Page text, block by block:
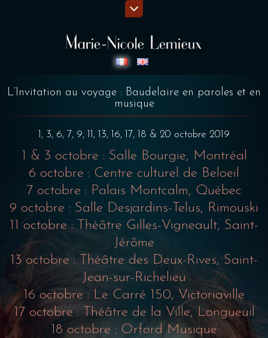
L’Invitation au voyage : Baudelaire en paroles et en
musique
1, 3, 6, 7, 9, 11, 13, 16, 17, 18 & 20 octobre 2019
1 & 3 octobre : Salle Bourgie, Montréal
6 octobre : Centre culturel de Beloeil
7 octobre : Palais Montcalm, Québec
9 octobre : Salle Desjardins-Telus, Rimouski
11 octobre : Théâtre Gilles-Vigneault, Saint-
Jérôme
13 octobre : Théâtre des Deux-Rives, Saint-
Jean-sur-Richelieu
16 octobre : Le Carré 150, Victoriaville
17 octobre : Théâtre de la Ville, Longueuil
18 octobre : Orford Musique